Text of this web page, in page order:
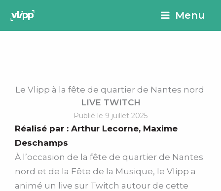
principal
Menu
Le Vlipp à la fête de quartier de Nantes nord
LIVE TWITCH
Publié le 9 juillet 2025
Réalisé par : Arthur Lecorne, Maxime
Deschamps
À l’occasion de la fête de quartier de Nantes
nord et de la Fête de la Musique, le Vlipp a
animé un live sur Twitch autour de cette